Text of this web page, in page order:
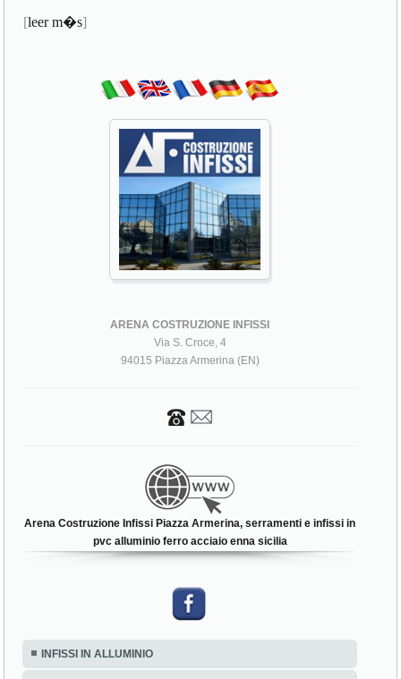
[leer m�s]
ARENA COSTRUZIONE INFISSI
Via S. Croce, 4
94015 Piazza Armerina (EN)
Arena Costruzione Infissi Piazza Armerina, serramenti e infissi in
pvc alluminio ferro acciaio enna sicilia
INFISSI IN ALLUMINIO